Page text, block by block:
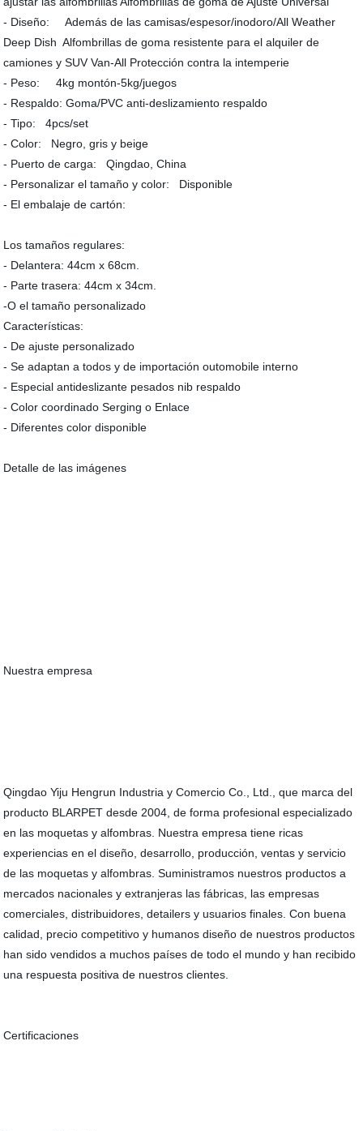
- Diseño: Además de las camisas/espesor/inodoro/All Weather
Deep Dish Alfombrillas de goma resistente para el alquiler de
camiones y SUV Van-All Protección contra la intemperie
- Peso: 4kg montón-5kg/juegos
- Respaldo: Goma/PVC anti-deslizamiento respaldo
- Tipo: 4pcs/set
- Color: Negro, gris y beige
- Puerto de carga: Qingdao, China
- Personalizar el tamaño y color: Disponible
- El embalaje de cartón:
Los tamaños regulares:
- Delantera: 44cm x 68cm.
- Parte trasera: 44cm x 34cm.
-O el tamaño personalizado
Características:
- De ajuste personalizado
- Se adaptan a todos y de importación outomobile interno
- Especial antideslizante pesados nib respaldo
- Color coordinado Serging o Enlace
- Diferentes color disponible
Detalle de las imágenes
Nuestra empresa
Qingdao Yiju Hengrun Industria y Comercio Co., Ltd., que marca del
producto BLARPET desde 2004, de forma profesional especializado
en las moquetas y alfombras. Nuestra empresa tiene ricas
experiencias en el diseño, desarrollo, producción, ventas y servicio
de las moquetas y alfombras. Suministramos nuestros productos a
mercados nacionales y extranjeras las fábricas, las empresas
comerciales, distribuidores, detailers y usuarios finales. Con buena
calidad, precio competitivo y humanos diseño de nuestros productos
han sido vendidos a muchos países de todo el mundo y han recibido
una respuesta positiva de nuestros clientes.
Certificaciones